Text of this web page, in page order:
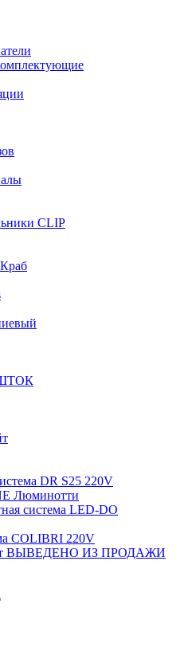
CLIP
DR S25 220V
Люминотти
система LED-DO
COLIBRI 220V
ВЫВЕДЕНО ИЗ ПРОДАЖИ